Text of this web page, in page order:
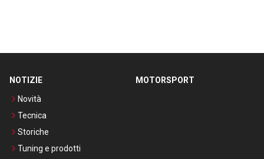
NOTIZIE
Novità
Tecnica
Storiche
Tuning e prodotti
MOTORSPORT